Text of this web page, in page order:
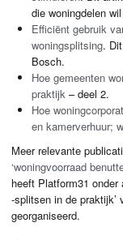
die woningdelen
Efficiënt gebruik
woningsplitsing.
Bosch.
Hoe gemeenten
praktijk – deel 2.
Hoe
en kamerverhuur;
Meer relevante
‘woningvoorraad
heeft Platform31 onder
-splitsen in de praktijk’
georganiseerd.